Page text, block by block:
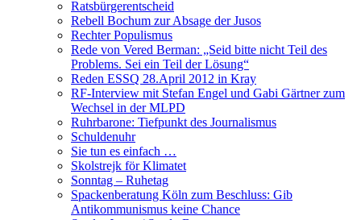
Ratsbürgerentscheid
Rebell Bochum zur Absage der Jusos
Rechter Populismus
Rede von Vered Berman: „Seid bitte nicht Teil des
Problems. Sei ein Teil der Lösung“
Reden ESSQ 28.April 2012 in Kray
RF-Interview mit Stefan Engel und Gabi Gärtner zum
Wechsel in der MLPD
Ruhrbarone: Tiefpunkt des Journalismus
Schuldenuhr
Sie tun es einfach …
Skolstrejk för Klimatet
Sonntag – Ruhetag
Spackenberatung Köln zum Beschluss: Gib
Antikommunismus keine Chance